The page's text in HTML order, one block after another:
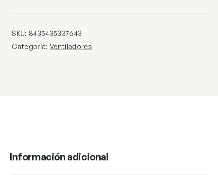
SKU: 8435435337643
Categoría: Ventiladores
Información adicional